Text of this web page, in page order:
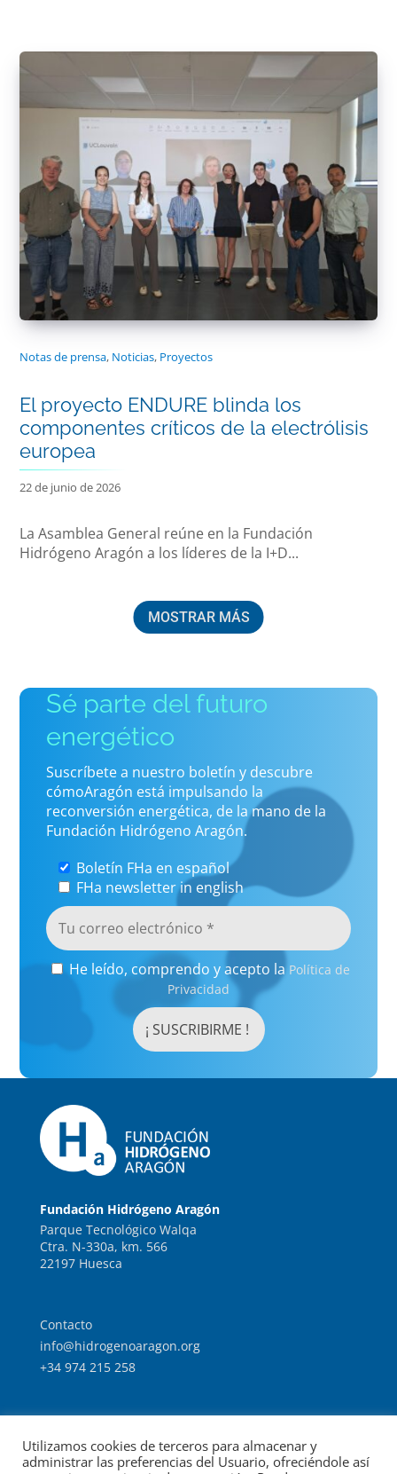
Notas de prensa, Noticias, Proyectos
El proyecto ENDURE blinda los
componentes críticos de la electrólisis
europea
22 de junio de 2026
La Asamblea General reúne en la Fundación
Hidrógeno Aragón a los líderes de la I+D...
MOSTRAR MÁS
Sé parte del futuro
energético
Suscríbete a nuestro boletín y descubre
cómoAragón está impulsando la
reconversión energética, de la mano de la
Fundación Hidrógeno Aragón.
Boletín FHa en español
FHa newsletter in english
He leído, comprendo y acepto la Política de
Privacidad
Fundación Hidrógeno Aragón
Parque Tecnológico Walqa
Ctra. N-330a, km. 566
22197 Huesca
Contacto
info@hidrogenoaragon.org
+34 974 215 258
Intranet
Utilizamos cookies de terceros para almacenar y
administrar las preferencias del Usuario, ofreciéndole así